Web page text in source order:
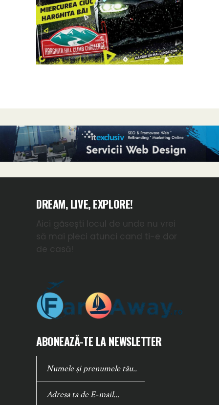
DREAM, LIVE, EXPLORE!
Aici găsești locul de unde nu vrei
să mai pleci atunci cand ti-e dor
de casă!
ABONEAZĂ-TE LA NEWSLETTER